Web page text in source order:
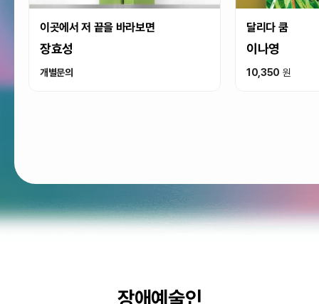
이곳에서 저 끝을 바라보면
장효성
개별문의
달리다 쿰
이나영
10,350 원
장애예술인